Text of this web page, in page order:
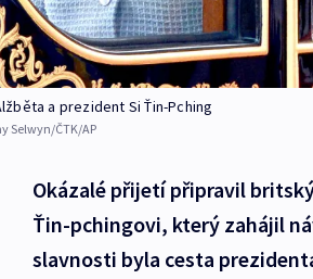
a prezident Si Ťin-Pching
Selwyn/ČTK/AP
Okázalé přijetí připravil
Ťin-pchingovi, který zahájil
slavnosti byla cesta